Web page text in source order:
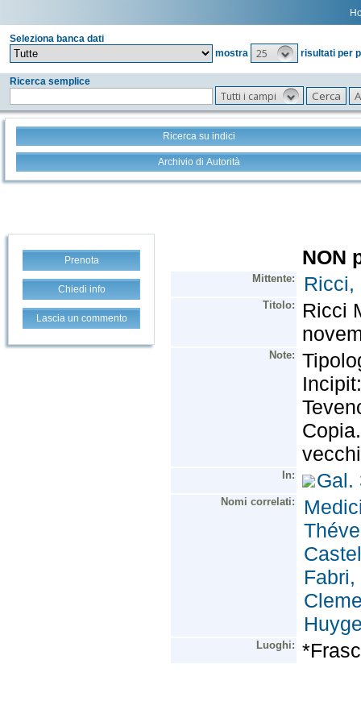
Seleziona banca dati
mostra
25 risultati per
Ricerca semplice
Tutti i campi
Ricerca su indici
Archivio di Autorità
Prenota
Chiedi info
Lascia un commento